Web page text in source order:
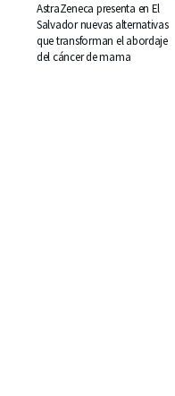
AstraZeneca presenta en El
Salvador nuevas alternativas
que transforman el abordaje
del cáncer de mama